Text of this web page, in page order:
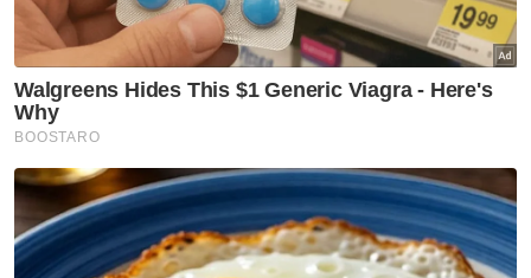
Sukan
Dua jaguh, satu impian di
Sukan Asia 2026
Sukan Asia 2026: Eain Yow,
Sivasangari galas misi besar
buru tiket ke LA28